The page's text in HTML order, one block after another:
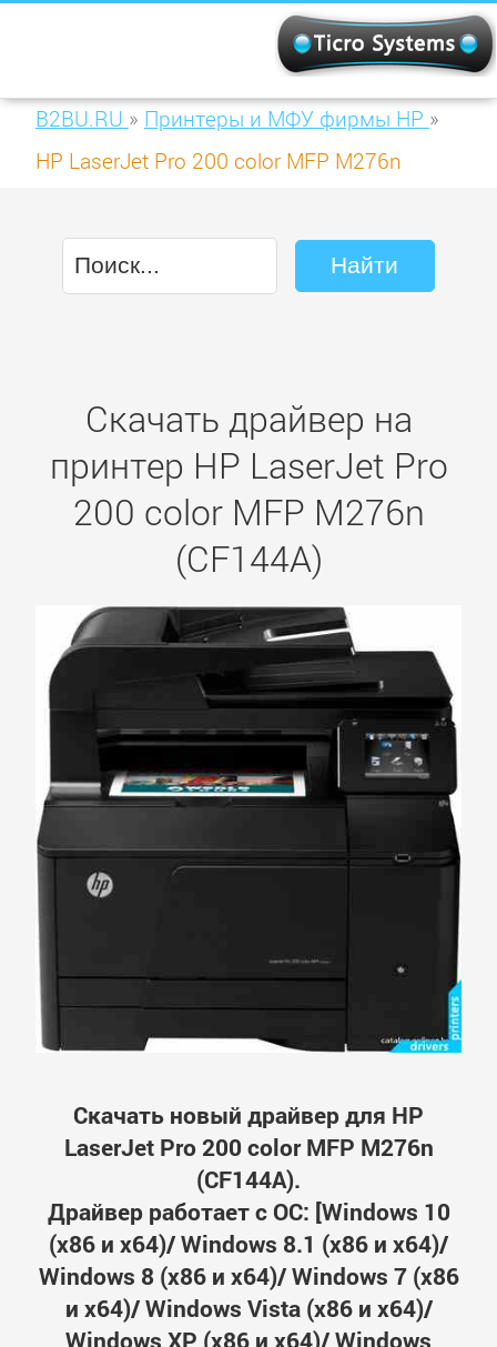
B2BU.RU » Принтеры и МФУ фирмы HP »
HP LaserJet Pro 200 color MFP M276n
Скачать драйвер на
принтер HP LaserJet Pro
200 color MFP M276n
(CF144A)
Скачать новый драйвер для HP
LaserJet Pro 200 color MFP M276n
(CF144A).
Драйвер работает с ОС: [Windows 10
(x86 и x64)/ Windows 8.1 (x86 и x64)/
Windows 8 (x86 и x64)/ Windows 7 (x86
и x64)/ Windows Vista (x86 и x64)/
Windows XP (x86 и x64)/ Windows